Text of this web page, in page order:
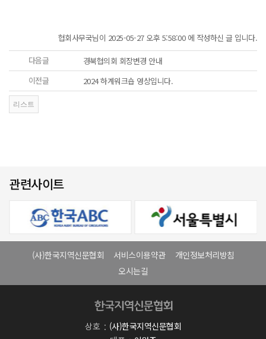
협회사무국님이 2025-05-27 오후 5:58:00 에 작성하신 글 입니다.
다음글
경북협의회 회장변경 안내
이전글
2024 하계워크숍 영상입니다.
관련사이트
(사)한국지역신문협회 서비스이용약관
개인정보처리방침
오시는길
상호
(사)한국지역신문협회